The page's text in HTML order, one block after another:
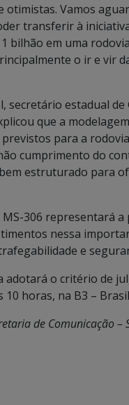
otimistas. Vamos
transferir à
bilhão em uma
o ir e vir
secretário estadual
que a
para a
cumprimento do
estruturado para
MS-306 representará
nessa
e
adotará o critério de
horas, na B3 –
de Comunicação –